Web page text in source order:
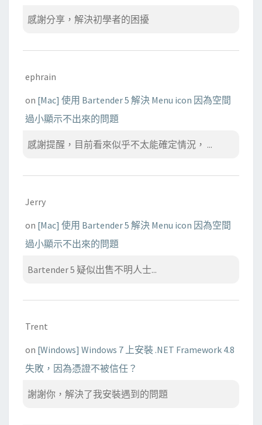
感謝分享，解決初學者的困擾
ephrain
on [Mac] 使用 Bartender 5 解決 Menu icon 因為空間
過小顯示不出來的問題
感謝提醒，目前看來似乎不太能確定情況， ...
Jerry
on [Mac] 使用 Bartender 5 解決 Menu icon 因為空間
過小顯示不出來的問題
Bartender 5 疑似出售不明人士...
Trent
on [Windows] Windows 7 上安裝 .NET Framework 4.8
失敗，因為憑證不被信任？
謝謝你，解決了我安裝遇到的問題